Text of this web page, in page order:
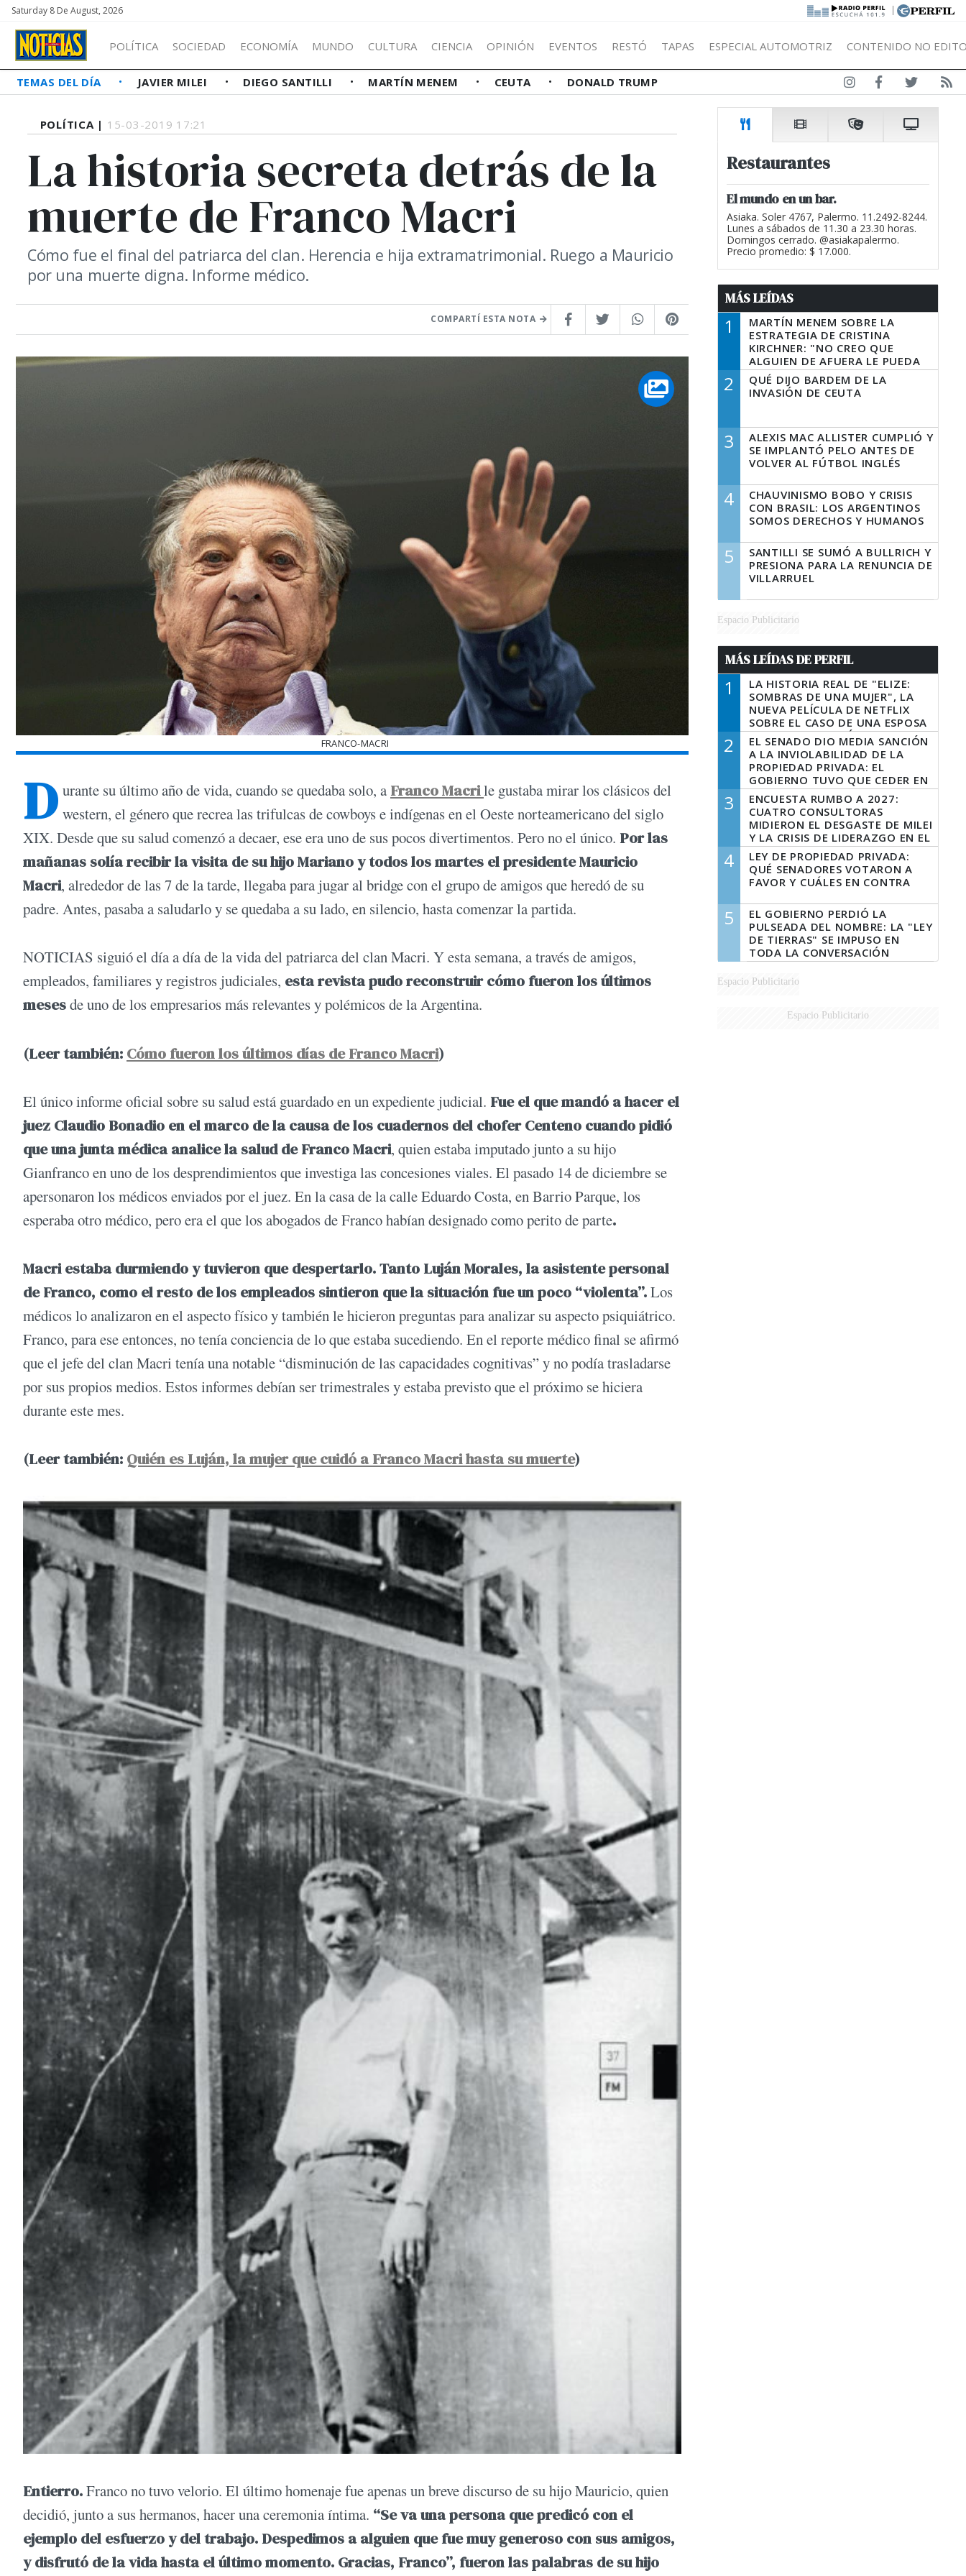
Saturday 8 De August, 2026 |
POLÍTICA SOCIEDAD ECONOMÍA MUNDO CULTURA CIENCIA OPINIÓN EVENTOS RESTÓ TAPAS ESPECIAL AUTOMOTRIZ CONTENIDO NO
TEMAS DEL DÍA JAVIER MILEI DIEGO SANTILLI MARTÍN MENEM CEUTA DONALD TRUMP
POLÍTICA | 15-03-2019 17:21
La historia secreta detrás de la
muerte de Franco Macri
Cómo fue el final del patriarca del clan. Herencia e hija extramatrimonial. Ruego a Mauricio
por una muerte digna. Informe médico.
COMPARTÍ ESTA NOTA
FRANCO-MACRI
D urante su último año de vida, cuando se quedaba solo, a Franco Macrile gustaba mirar los clásicos del
western, el género que recrea las trifulcas de cowboys e indígenas en el Oeste norteamericano del siglo
XIX. Desde que su salud comenzó a decaer, ese era uno de sus pocos divertimentos. Pero no el único. Por las
mañanas solía recibir la visita de su hijo Mariano y todos los martes el presidente Mauricio
Macri, alrededor de las 7 de la tarde, llegaba para jugar al bridge con el grupo de amigos que heredó de su
padre. Antes, pasaba a saludarlo y se quedaba a su lado, en silencio, hasta comenzar la partida.
NOTICIAS siguió el día a día de la vida del patriarca del clan Macri. Y esta semana, a través de amigos,
empleados, familiares y registros judiciales, esta revista pudo reconstruir cómo fueron los últimos
mesesde uno de los empresarios más relevantes y polémicos de la Argentina.
(Leer también: Cómo fueron los últimos días de Franco Macri)
El único informe oficial sobre su salud está guardado en un expediente judicial. Fue el que mandó a hacer el
juez Claudio Bonadio en el marco de la causa de los cuadernos del chofer Centeno cuando pidió
que una junta médica analice la salud de Franco Macri, quien estaba imputado junto a su hijo
Gianfranco en uno de los desprendimientos que investiga las concesiones viales. El pasado 14 de diciembre se
apersonaron los médicos enviados por el juez. En la casa de la calle Eduardo Costa, en Barrio Parque, los
esperaba otro médico, pero era el que los abogados de Franco habían designado como perito de parte.
Macri estaba durmiendo y tuvieron que despertarlo. Tanto Luján Morales, la asistente personal
de Franco, como el resto de los empleados sintieron que la situación fue un poco “violenta”.Los
médicos lo analizaron en el aspecto físico y también le hicieron preguntas para analizar su aspecto psiquiátrico.
Franco, para ese entonces, no tenía conciencia de lo que estaba sucediendo. En el reporte médico final se afirmó
que el jefe del clan Macri tenía una notable “disminución de las capacidades cognitivas” y no podía trasladarse
por sus propios medios. Estos informes debían ser trimestrales y estaba previsto que el próximo se hiciera
durante este mes.
(Leer también: Quién es Luján, la mujer que cuidó a Franco Macri hasta su muerte)
Entierro.Franco no tuvo velorio. El último homenaje fue apenas un breve discurso de su hijo Mauricio, quien
decidió, junto a sus hermanos, hacer una ceremonia íntima. “Se va una persona que predicó con el
ejemplo del esfuerzo y del trabajo. Despedimos a alguien que fue muy generoso con sus amigos,
y disfrutó de la vida hasta el último momento. Gracias, Franco”, fueron las palabras de su hijo
Restaurantes
El mundo en un bar.
Asiaka. Soler 4767, Palermo. 11.2492-8244.
Lunes a sábados de 11.30 a 23.30 horas.
Domingos cerrado. @asiakapalermo.
Precio promedio: $ 17.000.
MÁS LEÍDAS
1
MARTÍN MENEM SOBRE LA
ESTRATEGIA DE CRISTINA
KIRCHNER: "NO CREO QUE
ALGUIEN DE AFUERA LE PUEDA
DECIR A LA JUSTICIA LO QUE
TIENE QUE HACER"
2
QUÉ DIJO BARDEM DE LA
INVASIÓN DE CEUTA
3
ALEXIS MAC ALLISTER CUMPLIÓ Y
SE IMPLANTÓ PELO ANTES DE
VOLVER AL FÚTBOL INGLÉS
4
CHAUVINISMO BOBO Y CRISIS
CON BRASIL: LOS ARGENTINOS
SOMOS DERECHOS Y HUMANOS
5
SANTILLI SE SUMÓ A BULLRICH Y
PRESIONA PARA LA RENUNCIA DE
VILLARRUEL
Espacio Publicitario
MÁS LEÍDAS DE PERFIL
1
LA HISTORIA REAL DE "ELIZE:
SOMBRAS DE UNA MUJER", LA
NUEVA PELÍCULA DE NETFLIX
SOBRE EL CASO DE UNA ESPOSA
QUE DESCUARTIZÓ A SU
MARIDO
2
EL SENADO DIO MEDIA SANCIÓN
A LA INVIOLABILIDAD DE LA
PROPIEDAD PRIVADA: EL
GOBIERNO TUVO QUE CEDER EN
LA LEY DEL MANEJO DEL FUEGO
3
ENCUESTA RUMBO A 2027:
CUATRO CONSULTORAS
MIDIERON EL DESGASTE DE MILEI
Y LA CRISIS DE LIDERAZGO EN EL
PERONISMO
4
LEY DE PROPIEDAD PRIVADA:
QUÉ SENADORES VOTARON A
FAVOR Y CUÁLES EN CONTRA
5
EL GOBIERNO PERDIÓ LA
PULSEADA DEL NOMBRE: LA "LEY
DE TIERRAS" SE IMPUSO EN
TODA LA CONVERSACIÓN
DIGITAL
Espacio Publicitario
Espacio Publicitario